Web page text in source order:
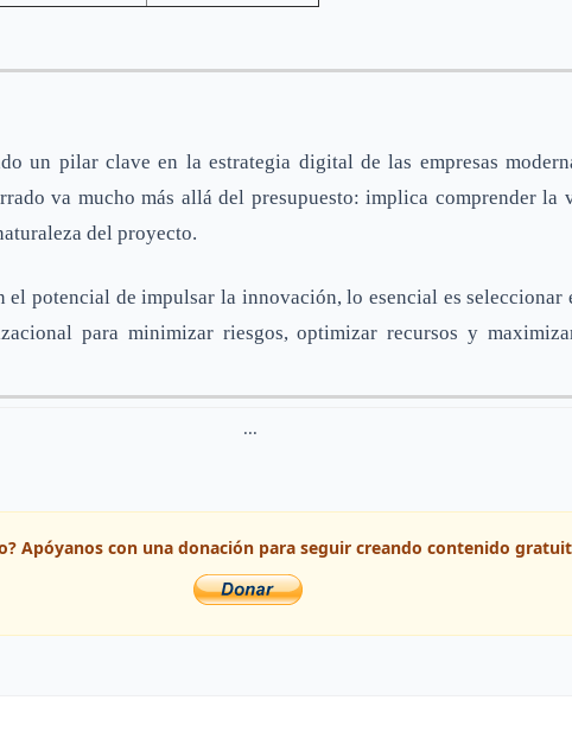
un pilar clave en la estrategia digital de las empresas
va mucho más allá del presupuesto: implica comprender la
del proyecto.
el potencial de impulsar la innovación, lo esencial es seleccionar
para minimizar riesgos, optimizar recursos y
...
Apóyanos con una donación para seguir creando contenido